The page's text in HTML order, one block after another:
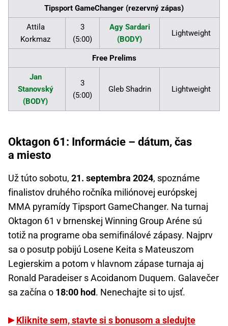
Tipsport GameChanger (rezervný zápas)
Attila
Korkmaz
3
(5:00)
Agy Sardari
(BODY)
Lightweight
Free Prelims
Jan
Stanovský
(BODY)
3
(5:00)
Gleb Shadrin Lightweight
Oktagon 61: Informácie – dátum, čas
a miesto
Už túto sobotu, 21. septembra 2024, spoznáme
finalistov druhého ročníka miliónovej európskej
MMA pyramídy Tipsport GameChanger. Na turnaj
Oktagon 61 v brnenskej Winning Group Aréne sú
totiž na programe oba semifinálové zápasy. Najprv
sa o posutp pobijú Losene Keita s Mateuszom
Legierskim a potom v hlavnom zápase turnaja aj
Ronald Paradeiser s Acoidanom Duquem. Galavečer
sa začína o 18:00 hod. Nenechajte si to ujsť.
Kliknite sem, stavte si s bonusom a sledujte